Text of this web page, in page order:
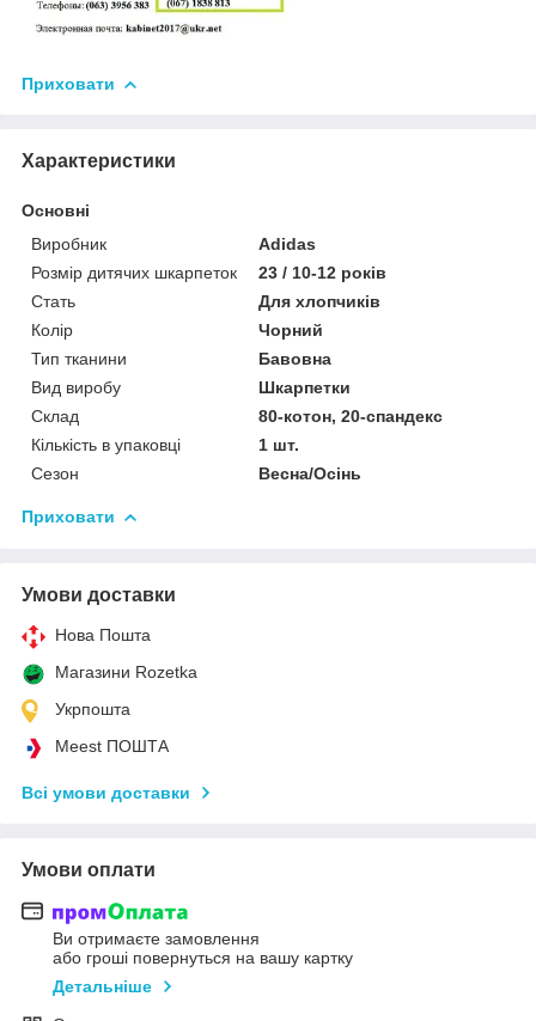
Приховати
Характеристики
Основні
Виробник
Adidas
Розмір дитячих шкарпеток
23 / 10-12 років
Стать
Для хлопчиків
Колір
Чорний
Тип тканини
Бавовна
Вид виробу
Шкарпетки
Склад
80-котон, 20-спандекс
Кількість в упаковці
1 шт.
Сезон
Весна/Осінь
Приховати
Умови доставки
Нова Пошта
Магазини Rozetka
Укрпошта
Meest ПОШТА
Всі умови доставки
Умови оплати
Ви отримаєте замовлення
або гроші повернуться на вашу картку
Детальніше